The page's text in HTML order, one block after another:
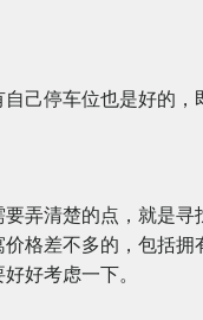
己停车位也是好的
弄清楚的点，就是
格差不多的，包括
好考虑一下。